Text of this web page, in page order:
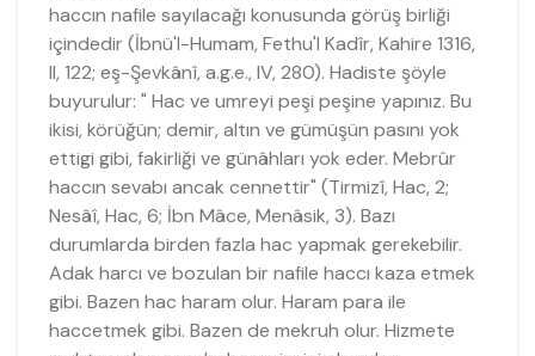
haccın nafile sayılacağı konusunda görüş birliği
içindedir (İbnü'l-Humam, Fethu'l Kadîr, Kahire 1316,
II, 122; eş-Şevkânî, a.g.e., IV, 280). Hadiste şöyle
buyurulur: " Hac ve umreyi peşi peşine yapınız. Bu
ikisi, körüğün; demir, altın ve gümüşün pasını yok
ettigi gibi, fakirliği ve günâhları yok eder. Mebrûr
haccın sevabı ancak cennettir" (Tirmizî, Hac, 2;
Nesâî, Hac, 6; İbn Mâce, Menâsik, 3). Bazı
durumlarda birden fazla hac yapmak gerekebilir.
Adak harcı ve bozulan bir nafile haccı kaza etmek
gibi. Bazen hac haram olur. Haram para ile
haccetmek gibi. Bazen de mekruh olur. Hizmete